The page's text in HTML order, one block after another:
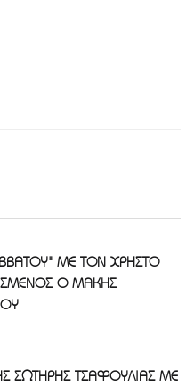
ΜΕ ΤΟΝ ΧΡΗΣΤΟ
Ο ΜΑΚΗΣ
ΣΩΤΗΡΗΣ ΤΣΑΦΟΥΛΙΑΣ ΜΕ